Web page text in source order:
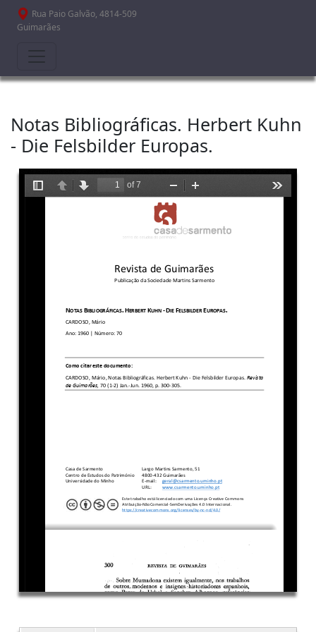
Passar para o conteúdo principal
Rua Paio Galvão, 4814-509
Guimarães
Notas Bibliográficas. Herbert Kuhn
- Die Felsbilder Europas.